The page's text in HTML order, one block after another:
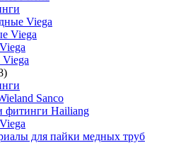
Viega
Viega
Sanco
фитинги Hailiang
для пайки медных труб